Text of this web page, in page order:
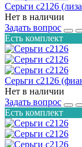
Серьги с2126
Нет в наличии
Задать вопрос
Есть комплект
Серьги с2126
Нет в наличии
Задать вопрос
Есть комплект